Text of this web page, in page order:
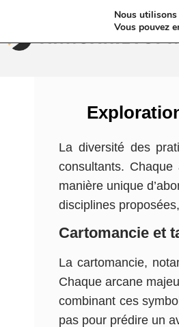
La diversité des
consultants.
manière unique
disciplines
Cartomancie et
La cartomancie,
Chaque arcane
combinant ces
pas pour prédire un
Nous
Vous pouvez